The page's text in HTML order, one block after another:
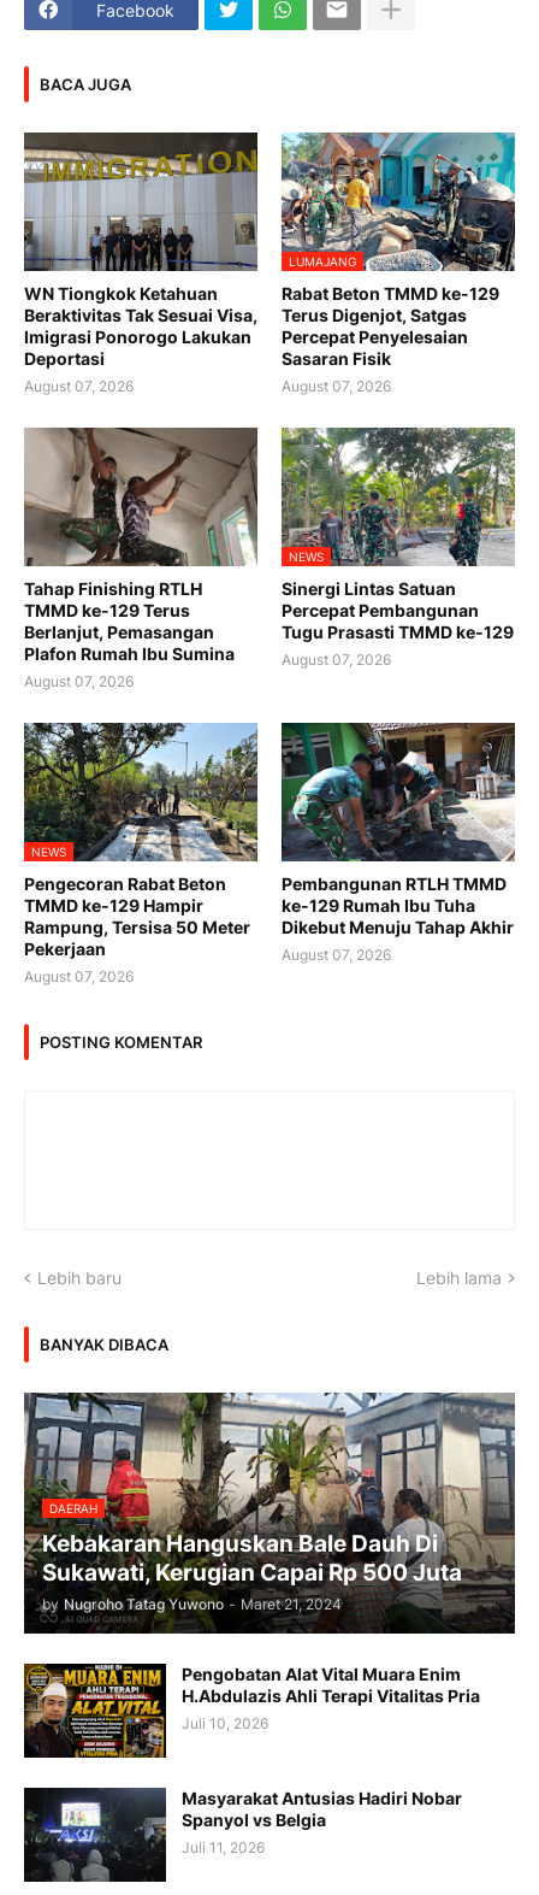
Facebook
BACA JUGA
WN Tiongkok Ketahuan
Beraktivitas Tak Sesuai Visa,
Imigrasi Ponorogo Lakukan
Deportasi
August 07, 2026
LUMAJANG
Rabat Beton TMMD ke-129
Terus Digenjot, Satgas
Percepat Penyelesaian
Sasaran Fisik
August 07, 2026
Tahap Finishing RTLH
TMMD ke-129 Terus
Berlanjut, Pemasangan
Plafon Rumah Ibu Sumina
August 07, 2026
NEWS
Sinergi Lintas Satuan
Percepat Pembangunan
Tugu Prasasti TMMD ke-129
August 07, 2026
NEWS
Pengecoran Rabat Beton
TMMD ke-129 Hampir
Rampung, Tersisa 50 Meter
Pekerjaan
August 07, 2026
Pembangunan RTLH TMMD
ke-129 Rumah Ibu Tuha
Dikebut Menuju Tahap Akhir
August 07, 2026
POSTING KOMENTAR
Lebih baru Lebih lama
BANYAK DIBACA
DAERAH
Kebakaran Hanguskan Bale Dauh Di
Sukawati, Kerugian Capai Rp 500 Juta
by Nugroho Tatag Yuwono - Maret 21, 2024
Pengobatan Alat Vital Muara Enim
H.Abdulazis Ahli Terapi Vitalitas Pria
Juli 10, 2026
Masyarakat Antusias Hadiri Nobar
Spanyol vs Belgia
Juli 11, 2026